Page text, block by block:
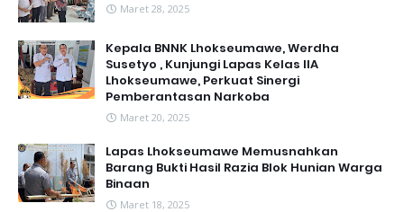
Maret 28, 2025
Kepala BNNK Lhokseumawe, Werdha
Susetyo , Kunjungi Lapas Kelas IIA
Lhokseumawe, Perkuat Sinergi
Pemberantasan Narkoba
Maret 20, 2025
Lapas Lhokseumawe Memusnahkan
Barang Bukti Hasil Razia Blok Hunian Warga
Binaan
Maret 18, 2025